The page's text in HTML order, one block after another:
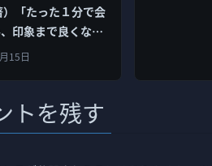
）「たった１分で会
印象まで良くなる
科書」599円
15日
トを残す